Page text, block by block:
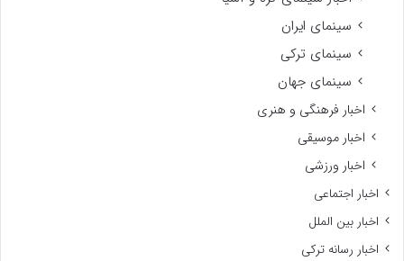
سینمای ایران
سینمای ترکی
سینمای جهان
اخبار فرهنگی و هنری
اخبار موسیقی
اخبار ورزشی
اخبار اجتماعی
اخبار بین الملل
اخبار رسانه ترکی